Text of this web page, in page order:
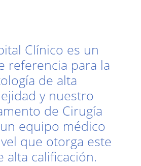
Clínico es un
referencia para la
de alta
y nuestro
de Cirugía
equipo médico
que otorga este
alta calificación.